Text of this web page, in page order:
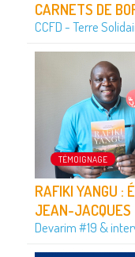
CARNETS DE
CCFD - Terre
TÉMOIGNAGE
RAFIKI YANGU :
JEAN-JACQUES
Devarim #19 &